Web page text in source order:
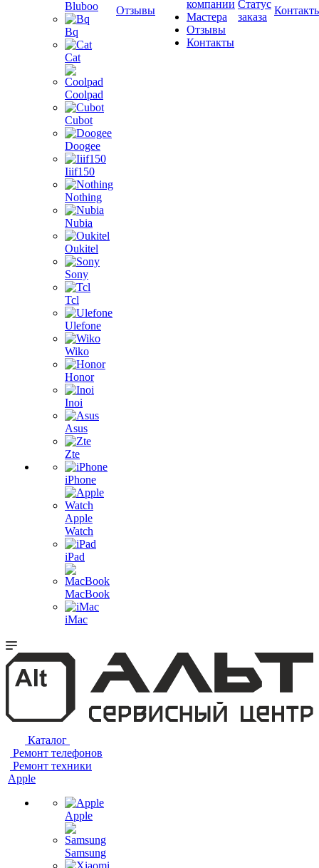
Bluboo
Bq
Cat
Coolpad
Cubot
Doogee
Iiif150
Nothing
Nubia
Oukitel
Sony
Tcl
Ulefone
Wiko
Honor
Inoi
Asus
Zte
iPhone
Apple
Watch
iPad
MacBook
iMac
Отзывы
компании
Мастера
Отзывы
Контакты
Статус
заказа
Каталог
Ремонт телефонов
Ремонт техники
Apple
Apple
Samsung